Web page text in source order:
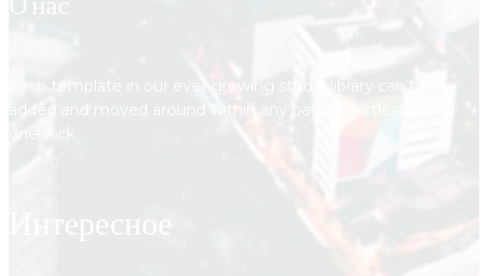
Each template in our ever growing studio library can be
added and moved around within any page effortlessly with
Интересное